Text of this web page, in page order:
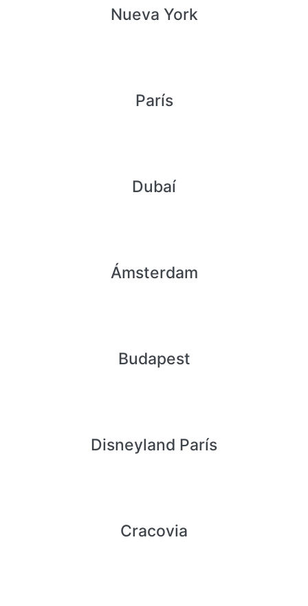
Nueva York
París
Dubaí
Ámsterdam
Budapest
Disneyland París
Cracovia